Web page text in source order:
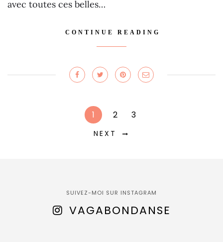
avec toutes ces belles…
CONTINUE READING
1 2 3
NEXT
SUIVEZ-MOI SUR INSTAGRAM
VAGABONDANSE